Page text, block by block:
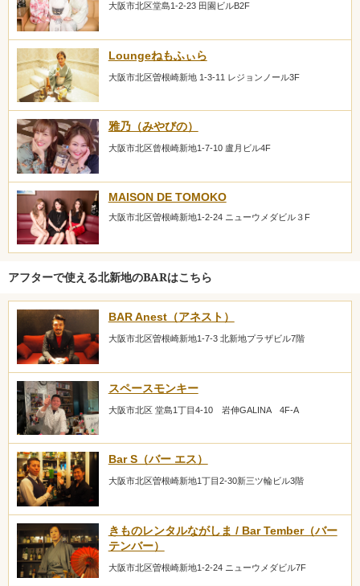
大阪市北区堂島1-2-23 田園ビルB2F
Loungeねもふぃら
大阪市北区曽根崎新地 1-3-11 レジョンノール3F
雅乃（みやびの）
大阪市北区曾根崎新地1-7-10 盧月ビル4F
MAISON DE TOMOKO
大阪市北区曽根崎新地1-2-24 ニューウメダビル３F
アフターで使える北新地のBARはこちら
BAR Anest（アネスト）
大阪市北区曽根崎新地1-7-3 北新地プラザビル7階
スペースモンキー
大阪市北区 堂島1丁目4-10 岩伸GALINA 4F-A
Bar S（バー エス）
大阪市北区曽根崎新地1丁目2-30新三ツ輪ビル3階
きものレンタルながしま / Bar Tember（バー
テンバー）
大阪市北区曽根崎新地1-2-24 ニューウメダビル7F